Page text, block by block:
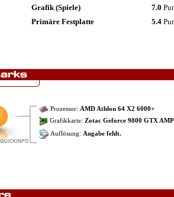
Grafik (Spiele)
7.0
Primäre Festplatte
5.4
Prozessor: AMD Athlon 64 X2 6000+
Grafikkarte: Zotac Geforce 9800 GTX
Auflösung: Angabe fehlt.